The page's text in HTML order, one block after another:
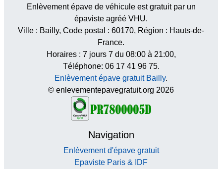
Enlèvement épave de véhicule est gratuit par un
épaviste agréé VHU.
Ville : Bailly, Code postal : 60170, Région : Hauts-de-
France.
Horaires : 7 jours 7 du 08:00 à 21:00,
Téléphone: 06 17 41 96 75.
Enlèvement épave gratuit Bailly.
© enlevementepavegratuit.org 2026
Navigation
Enlèvement d'épave gratuit
Epaviste Paris & IDF